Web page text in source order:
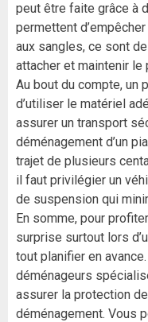
peut être faite grâce à
permettent
aux sangles, ce sont
attacher et maintenir le
Au bout du compte, un
d’utiliser le matériel
assurer un transport
déménagement d’un
trajet de plusieurs
il faut privilégier un
de suspension qui
En somme, pour
surprise surtout lors
tout planifier en
déménageurs
assurer la protection
déménagement. Vous